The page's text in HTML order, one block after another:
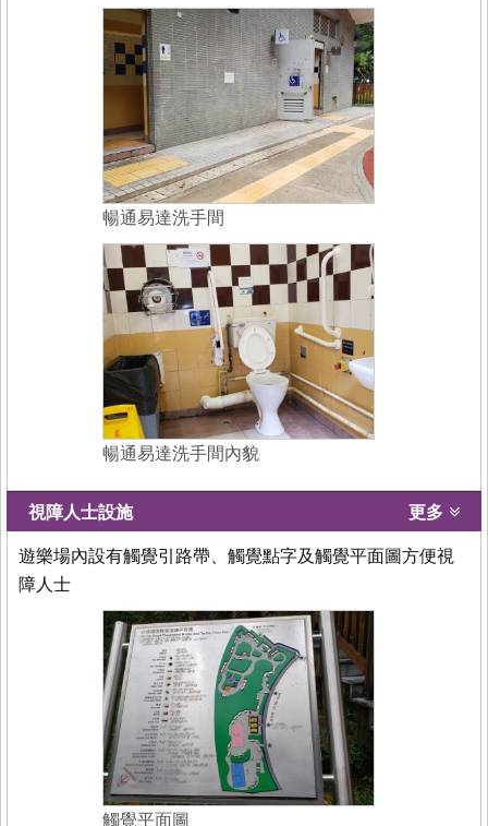
暢通易達洗手間
暢通易達洗手間內貌
視障人士設施 更多
遊樂場內設有觸覺引路帶、觸覺點字及觸覺平面圖方便視
障人士
觸覺平面圖